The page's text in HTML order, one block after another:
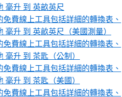
毫升 到 英畝英尺
費線上工具包括詳細的轉換表、
毫升 到 英畝英尺（美國測量）
費線上工具包括詳細的轉換表、
毫升 到 茶匙（公制）
費線上工具包括詳細的轉換表、
毫升 到 茶匙（美國）
費線上工具包括詳細的轉換表、